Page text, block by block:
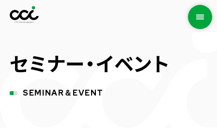
セミナー・イベント
SEMINAR＆EVENT